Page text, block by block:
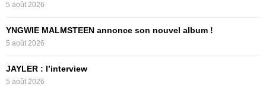
5 août 2026
YNGWIE MALMSTEEN annonce son nouvel album !
5 août 2026
JAYLER : l’interview
5 août 2026